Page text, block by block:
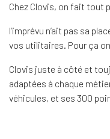
Chez Clovis, on fait tout
l’imprévu n’ait pas sa
vos utilitaires. Pour ça
Clovis juste à côté et
adaptées à chaque
véhicules, et ses 300